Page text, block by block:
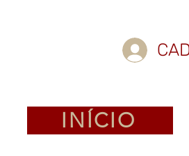
INÍCIO